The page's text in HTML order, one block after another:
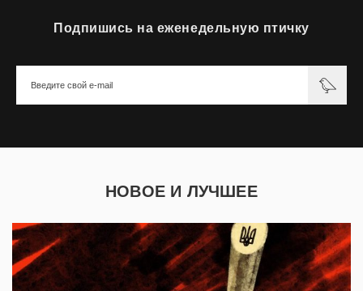
Подпишись на еженедельную птичку
НОВОЕ И ЛУЧШЕЕ